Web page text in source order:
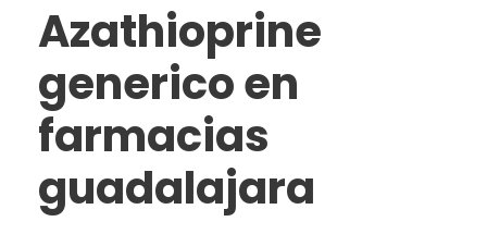
Azathioprine
generico en
farmacias
guadalajara